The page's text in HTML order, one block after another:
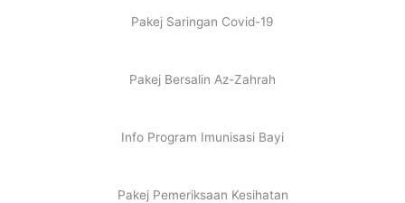
Pakej Saringan Covid-19
Pakej Bersalin Az-Zahrah
Info Program Imunisasi Bayi
Pakej Pemeriksaan Kesihatan